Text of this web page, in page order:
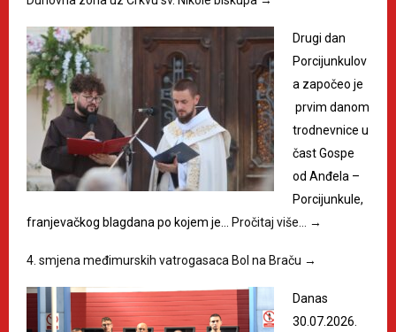
Drugi dan
Porcijunkulov
a započeo je
prvim danom
trodnevnice u
čast Gospe
od Anđela –
Porcijunkule,
franjevačkog blagdana po kojem je… Pročitaj više… →
4. smjena međimurskih vatrogasaca Bol na Braču →
Danas
30.07.2026.